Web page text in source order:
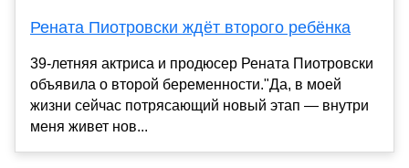
Рената Пиотровски ждёт второго ребёнка
39-летняя актриса и продюсер Рената Пиотровски
объявила о второй беременности."Да, в моей
жизни сейчас потрясающий новый этап — внутри
меня живет нов...